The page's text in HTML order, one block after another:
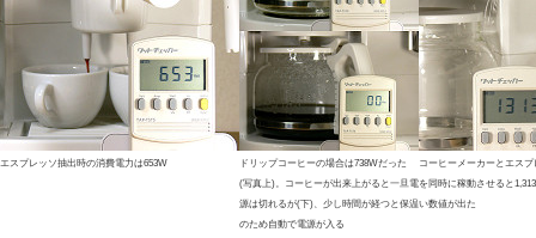
エスプレッソ抽出時の消費電力は653W
ドリップコーヒーの場合は738Wだった
(写真上)。コーヒーが出来上がると一旦電
源は切れるが(下)、少し時間が経つと保温
のため自動で電源が入る
コーヒーメーカーとエス
を同時に稼動させると
い数値が出た